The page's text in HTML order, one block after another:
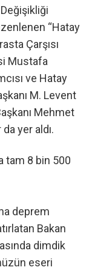
“Hatay
Çarşısı
Mustafa
ve Hatay
M. Levent
Mehmet
yer aldı.
tam 8 bin 500
deprem
Bakan
dimdik
eseri